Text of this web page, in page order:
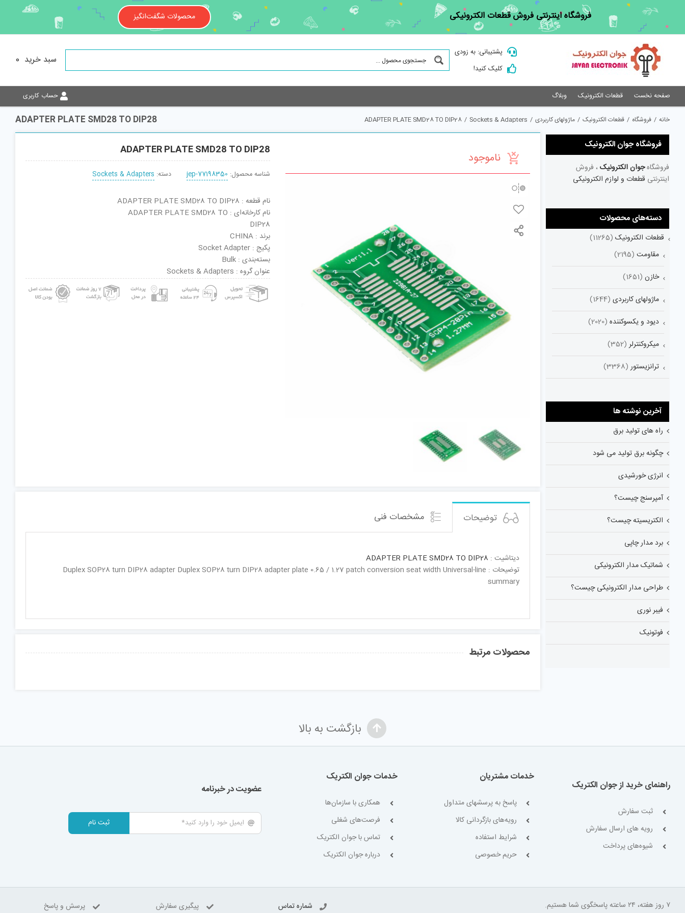
content
فروشگاه اینترنتی فروش قطعات الکترونیکی محصولات شگفت‌انگیز
پشتیبانی: به زودی
کلیک کنید!
سبد خرید 0
صفحه نخست قطعات الکترونیک وبلاگ حساب کاربری
ADAPTER PLATE SMD28 TO DIP28 خانه / فروشگاه / قطعات الکترونیک / ماژولهای کاربردی /
Sockets & Adapters
/
ADAPTER PLATE SMD28 TO DIP28
ناموجود ADAPTER PLATE SMD28 TO DIP28
شناسه محصول: jep-77198350 دسته: Sockets & Adapters
نام قطعه : ADAPTER PLATE SMD28 TO DIP28
نام کارخانه‌ای : ADAPTER PLATE SMD28 TO
DIP28
برند : CHINA
پکیج : Socket Adapter
بسته‌بندی : Bulk
عنوان گروه : Sockets & Adapters
توضیحات مشخصات فنی
دیتاشیت : ADAPTER PLATE SMD28 TO DIP28
توضیحات : Duplex SOP28 turn DIP28 adapter Duplex SOP28 turn DIP28 adapter plate 0.65 / 1.27 patch conversion seat width Universal-line
summary
محصولات مرتبط
فروشگاه جوان الکترونیک
فروشگاهجوان الکترونیک ، فروش
اینترنتی قطعات و لوازم الکترونیکی
دسته‌های محصولات
قطعات الکترونیک (11265)
مقاومت (2195)
خازن (1651)
ماژولهای کاربردی (1644)
دیود و یکسوکننده (2020)
میکروکنترلر (352)
ترانزیستور (3368)
آخرین نوشته ها
راه های تولید برق
چگونه برق تولید می شود
انرژی خورشیدی
آمپرسنج چیست؟
الکتریسیته چیست؟
برد مدار چاپی
شماتیک مدار الکترونیکی
طراحی مدار الکترونیکی چیست؟
فیبر نوری
فوتونیک
بازگشت به بالا
راهنمای خرید از جوان الکتریک
ثبت سفارش
رویه های ارسال سفارش
شیوه‌های پرداخت
خدمات مشتریان
پاسخ به پرسشهای متداول
رویه‌های بازگردانی کالا
شرایط استفاده
حریم خصوصی
خدمات جوان الکتریک
همکاری با سازمان‌ها
فرصت‌های شغلی
تماس با جوان الکتریک
درباره جوان الکتریک
عضویت در خبرنامه
ثبت نام
۷ روز هفته، ۲۴ ساعته پاسخگوی شما هستیم. شماره تماس پیگیری سفارش پرسش و پاسخ